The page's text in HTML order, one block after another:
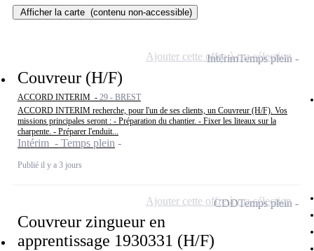
Afficher la carte (contenu non-accessible)
Couvreur (H/F)
ACCORD INTERIM - 29 - BREST
ACCORD INTERIM recherche, pour l'un de ses clients, un Couvreur (H/F). Vos
missions principales seront : - Préparation du chantier. - Fixer les liteaux sur la
charpente. - Préparer l'enduit...
Intérim - Temps plein
Publié il y a 3 jours
IntérimTemps plein
Ajouter cette offre à ma sélection
Couvreur zingueur en
apprentissage 1930331 (H/F)
CDDTemps plein
Ajouter cette offre à ma sélection